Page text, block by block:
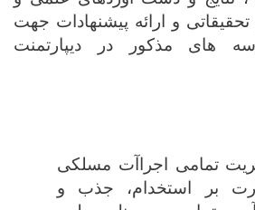
تحقیقاتی و ارائه پیشنهادات جهت
های مذکور در دیپارتمنت
تمامی اجراآت مسلکی
بر استخدام، جذب و